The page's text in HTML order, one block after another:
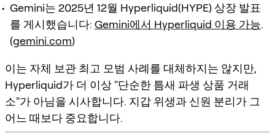
Gemini는 2025년 12월 Hyperliquid(HYPE) 상장 발표
를 게시했습니다: Gemini에서 Hyperliquid 이용 가능.
(gemini.com)
이는 자체 보관 최고 모범 사례를 대체하지는 않지만,
Hyperliquid가 더 이상 "단순한 틈새 파생 상품 거래
소"가 아님을 시사합니다. 지갑 위생과 신원 분리가 그
어느 때보다 중요합니다.